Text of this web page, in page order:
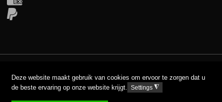
Deze website maakt gebruik van cookies om ervoor te zorgen dat u
de beste ervaring op onze website krijgt.
Settings◮
PayPal
DISCLAIMERPRIVACY GPDR